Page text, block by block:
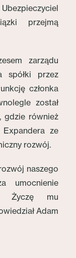
przejmą
zarządu
spółki przez
członka
został
gdzie również
ze
rozwój.
naszego
umocnienie
Życzę mu
Adam